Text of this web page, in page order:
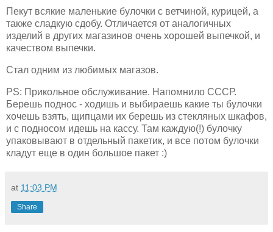
Пекут всякие маленькие булочки с ветчиной, курицей, а
также сладкую сдобу. Отличается от аналогичных
изделий в других магазинов очень хорошей выпечкой, и
качеством выпечки.
Стал одним из любимых магазов.
PS: Прикольное обслуживание. Напомнило СССР.
Берешь поднос - ходишь и выбираешь какие ты булочки
хочешь взять, щипцами их берешь из стекляных шкафов,
и с подносом идешь на кассу. Там каждую(!) булочку
упаковывают в отдельный пакетик, и все потом булочки
кладут еще в один большое пакет :)
at 11:03 PM
Share